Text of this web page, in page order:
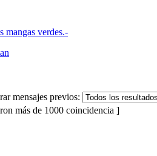
mangas verdes.-
mensajes previos:
más de 1000 coincidencia ]